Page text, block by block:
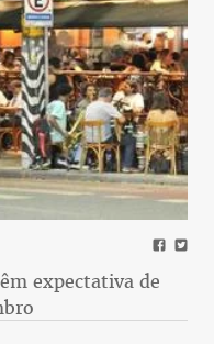
expectativa de